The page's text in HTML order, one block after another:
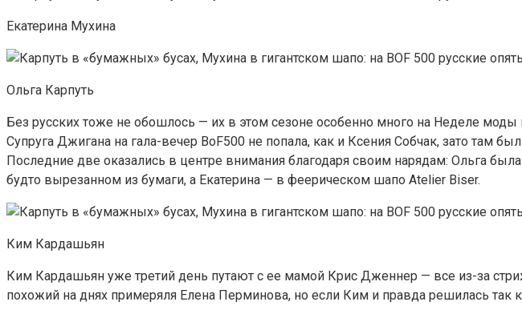
Екатерина Мухина
Ольга Карпуть
Без русских тоже не обошлось — их в этом сезоне особенно много на Неделе
Супруга Джигана на гала-вечер BoF500 не попала, как и Ксения Собчак, зато там
Последние две оказались в центре внимания благодаря своим нарядам: Ольга
будто вырезанном из бумаги, а Екатерина — в феерическом шапо Atelier Biser.
Ким Кардашьян
Ким Кардашьян уже третий день путают с ее мамой Крис Дженнер — все из-за
похожий на днях примеряля Елена Перминова, но если Ким и правда решилась так